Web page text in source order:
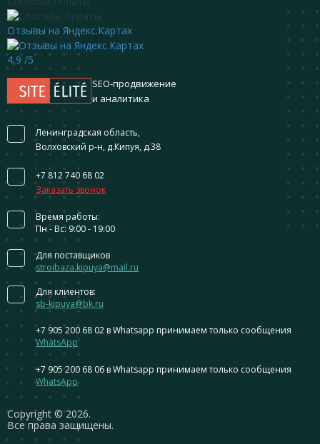
Сopyright © 2026.
Все права защищены.
Отзывы на Яндекс.Картах
4,9 /5
SEO-продвижение
и аналитика
Ленинградская область,
Волховский р-н, д.Кипуя, д.38
+7 812 740 68 02
Заказать звонок
Время работы:
Пн - Вс: 9:00 - 19:00
Для поставщиков
stroibaza.kipuya@mail.ru
Для клиентов:
sb-kipuya@bk.ru
+7 905 200 68 02 в Whatsapp принимаем только сообщения
WhatsApp
+7 905 200 68 06 в Whatsapp принимаем только сообщения
WhatsApp